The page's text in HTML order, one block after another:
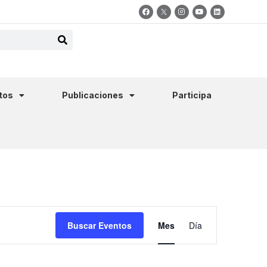
Publicaciones
Participa
Buscar Eventos
de
Mes Día